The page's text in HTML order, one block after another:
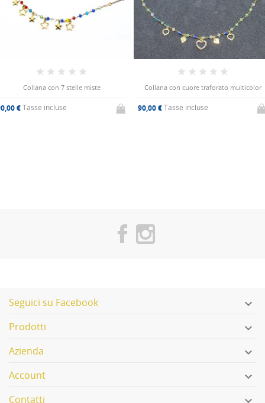
Collana con 7 stelle miste
€Tasse incluse
Collana con cuore traforato multicolor
90,00 €Tasse incluse
Seguici su Facebook 
Prodotti 
Azienda 
Account 
Contatti